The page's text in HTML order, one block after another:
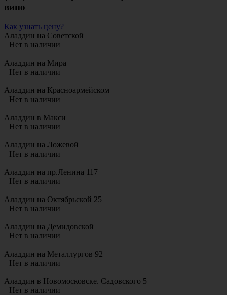
вино
Как узнать цену?
Аладдин на Советской
Нет в наличии
Аладдин на Мира
Нет в наличии
Аладдин на Красноармейском
Нет в наличии
Аладдин в Макси
Нет в наличии
Аладдин на Ложевой
Нет в наличии
Аладдин на пр.Ленина 117
Нет в наличии
Аладдин на Октябрьской 25
Нет в наличии
Аладдин на Демидовской
Нет в наличии
Аладдин на Металлургов 92
Нет в наличии
Аладдин в Новомосковске. Садовского 5
Нет в наличии